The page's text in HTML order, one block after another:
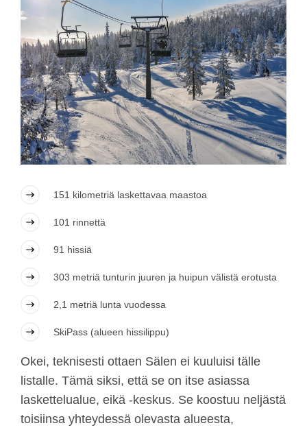
151 kilometriä laskettavaa maastoa
101 rinnettä
91 hissiä
303 metriä tunturin juuren ja huipun välistä erotusta
2,1 metriä lunta vuodessa
SkiPass (alueen hissilippu)
Okei, teknisesti ottaen Sälen ei kuuluisi tälle
listalle. Tämä siksi, että se on itse asiassa
laskettelualue, eikä -keskus. Se koostuu neljästä
toisiinsa yhteydessä olevasta alueesta,